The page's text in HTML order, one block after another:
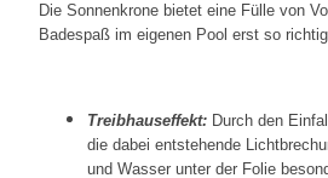
Die Sonnenkrone bietet eine Fülle von
Badespaß im eigenen Pool erst so
Treibhauseffekt: Durch den
die dabei entstehende
und Wasser unter der Folie